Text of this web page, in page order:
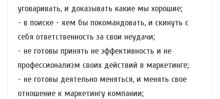
уговаривать, и доказывать какие мы хорошие;
- в поиске - кем бы покомандовать, и скинуть с
себя ответственность за свои неудачи;
- не готовы принять не эффективность и не
профессионализм своих действий в маркетинге;
- не готовы деятельно меняться, и менять свое
отношение к маркетингу компании;